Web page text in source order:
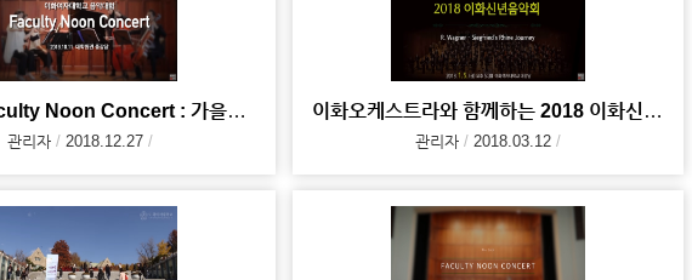
제 28회 Faculty Noon Concert : 가을의 슈베르트
관리자 2018.12.27
이화오케스트라와 함께하는 2018 이화신년음악회(2018.01.05)
관리자 2018.03.12